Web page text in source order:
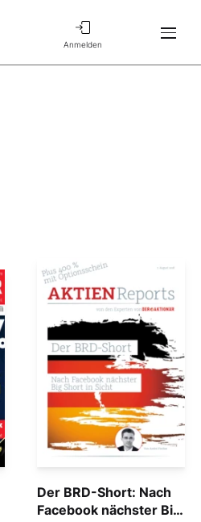
Anmelden
Der BRD-Short: Nach
Facebook nächster Big